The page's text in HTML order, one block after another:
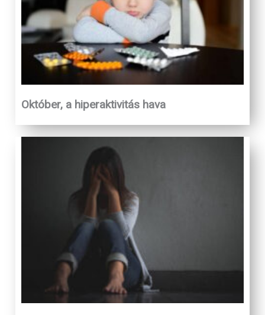
Október, a hiperaktivitás hava